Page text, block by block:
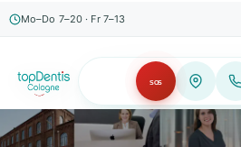
Mo–Do 7–20 · Fr 7–13
SOS